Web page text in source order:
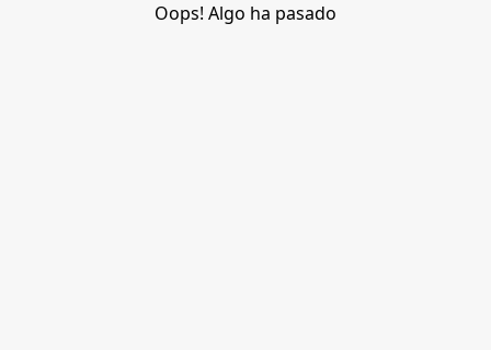
Oops! Algo ha pasado